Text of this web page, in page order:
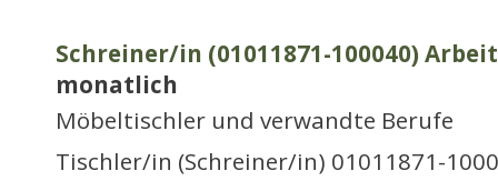
Schreiner/in (01011871-100040)
monatlich
Möbeltischler und verwandte Berufe
Tischler/in (Schreiner/in) 01011871-